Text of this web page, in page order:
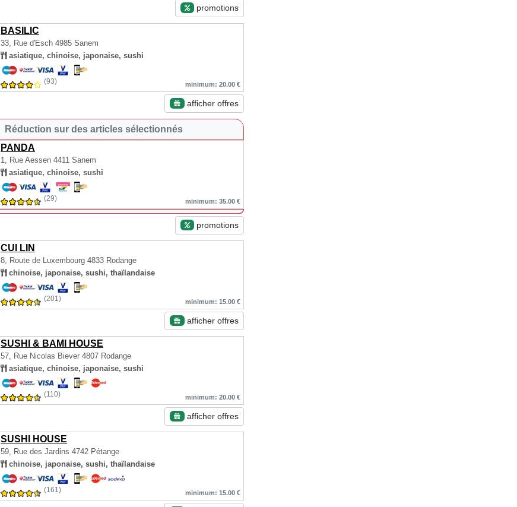
promotions
BASILIC
33, Rue d'Esch 4985 Sanem
asiatique, chinoise, japonaise, sushi
(93) minimum: 20.00 €
afficher offres
Réduction sur des articles sélectionnés
PANDA
1, Rue Aessen 4411 Sanem
asiatique, chinoise, sushi
(29) minimum: 35.00 €
promotions
CUI LIN
8, Route de Luxembourg 4833 Rodange
chinoise, japonaise, sushi, thaïlandaise
(201) minimum: 15.00 €
afficher offres
SUSHI & BAMI HOUSE
57, Rue Nicolas Biever 4807 Rodange
asiatique, chinoise, japonaise, sushi
(110) minimum: 20.00 €
afficher offres
SUSHI HOUSE
59, Rue des Jardins 4742 Pétange
chinoise, japonaise, sushi, thaïlandaise
(161) minimum: 15.00 €